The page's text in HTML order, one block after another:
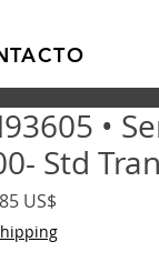
•
Std
US$